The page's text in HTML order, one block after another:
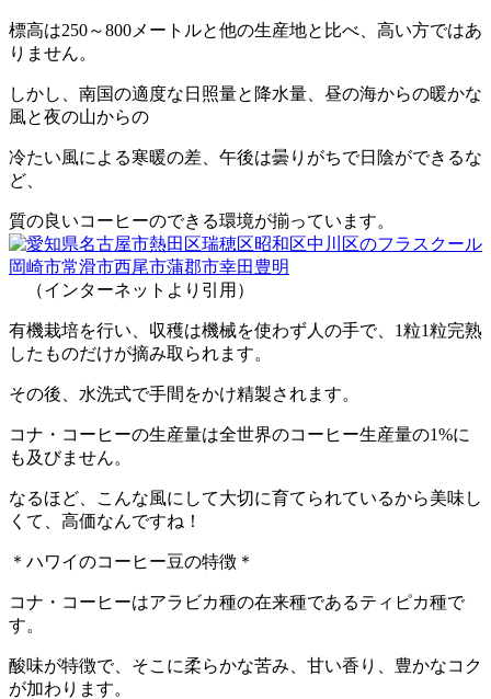
標高は250～800メートルと他の生産地と比べ、高い方ではあ
りません。
しかし、南国の適度な日照量と降水量、昼の海からの暖かな
風と夜の山からの
冷たい風による寒暖の差、午後は曇りがちで日陰ができるな
ど、
質の良いコーヒーのできる環境が揃っています。
（インターネットより引用）
有機栽培を行い、収穫は機械を使わず人の手で、1粒1粒完熟
したものだけが摘み取られます。
その後、水洗式で手間をかけ精製されます。
コナ・コーヒーの生産量は全世界のコーヒー生産量の1%に
も及びません。
なるほど、こんな風にして大切に育てられているから美味し
くて、高価なんですね！
＊ハワイのコーヒー豆の特徴＊
コナ・コーヒーはアラビカ種の在来種であるティピカ種で
す。
酸味が特徴で、そこに柔らかな苦み、甘い香り、豊かなコク
が加わります。